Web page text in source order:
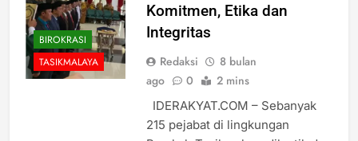
BIROKRASI
TASIKMALAYA
Komitmen, Etika dan
Integritas
Redaksi
8 bulan
ago
0 2 mins
IDERAKYAT.COM – Sebanyak
215 pejabat di lingkungan